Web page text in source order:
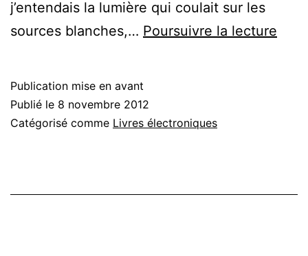
j’entendais la lumière qui coulait sur les
sources blanches,… Poursuivre la lecture
Publication mise en avant
Publié le 8 novembre 2012
Catégorisé comme Livres électroniques